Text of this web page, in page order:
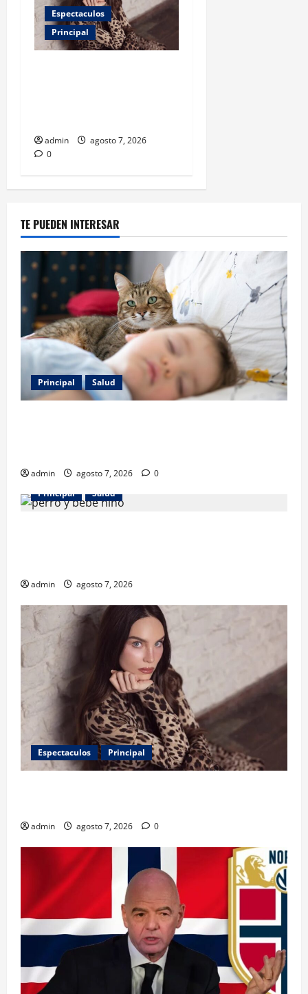
Espectaculos
Principal
admin
agosto 7, 2026
0
TE PUEDEN INTERESAR
Principal Salud
admin agosto 7, 2026
0
Principal
Salud
admin agosto 7, 2026
Espectaculos Principal
admin agosto 7, 2026 0